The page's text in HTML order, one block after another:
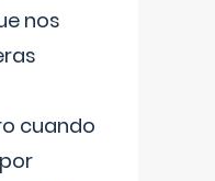
nos
cuando